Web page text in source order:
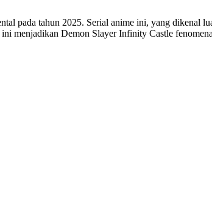
pada tahun 2025. Serial anime ini, yang dikenal
ini menjadikan Demon Slayer Infinity Castle